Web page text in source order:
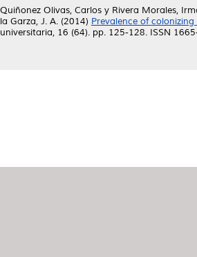
Quiñonez Olivas, Carlos y Rivera Morales,
la Garza, J. A. (2014) Prevalence of
universitaria, 16 (64). pp. 125-128. ISSN